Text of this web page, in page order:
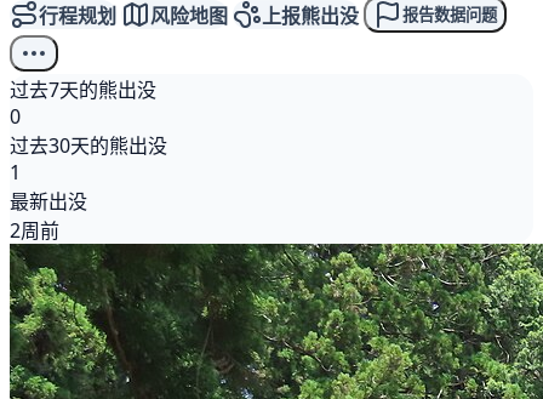
行程规划 风险地图 上报熊出没 报告数据问题
过去7天的熊出没
0
过去30天的熊出没
1
最新出没
2周前